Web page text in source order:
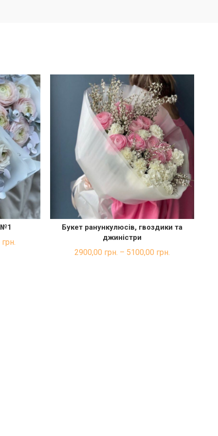
№1
грн.
ШВИДКА ПОКУПКА
Букет ранункулюсів, гвоздики та
джиністри
2900,00 грн. – 5100,00 грн.